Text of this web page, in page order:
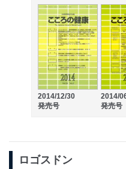
2014/12/30
発売号
2014/
発売号
ロゴスドン